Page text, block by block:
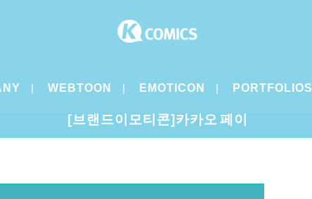
WEBTOON EMOTICON PORTFOLIOS
[브랜드이모티콘]카카오 페이